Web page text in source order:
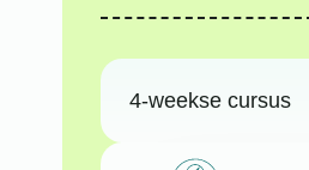
4-weekse cursus